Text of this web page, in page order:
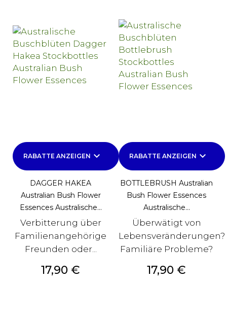
RABATTE ANZEIGEN keyboard_arrow_down
DAGGER HAKEA
Australian Bush Flower
Essences Australische...
Verbitterung über
Familienangehörige
Freunden oder...
Preis
17,90 €
RABATTE ANZEIGEN keyboard_arrow_down
BOTTLEBRUSH Australian
Bush Flower Essences
Australische...
Überwätigt von
Lebensveränderungen?
Familiäre Probleme?
Preis
17,90 €